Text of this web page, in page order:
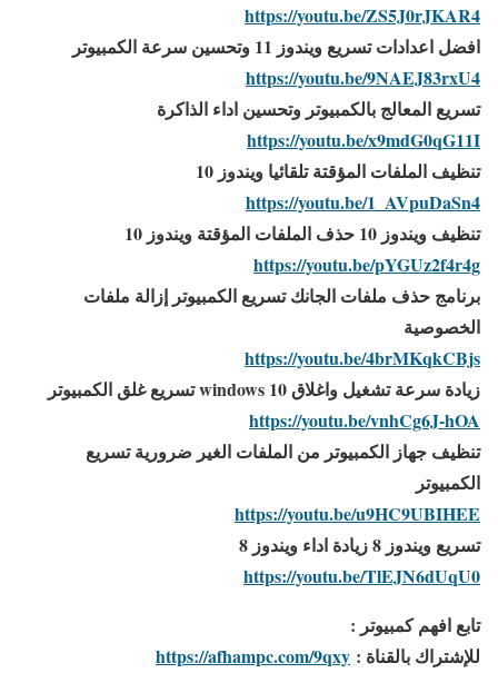
https://youtu.be/ZS5J0rJKAR4
افضل اعدادات تسريع ويندوز 11 وتحسين سرعة الكمبيوتر
https://youtu.be/9NAEJ83rxU4
تسريع المعالج بالكمبيوتر وتحسين اداء الذاكرة
https://youtu.be/x9mdG0qG11I
تنظيف الملفات المؤقتة تلقائيا ويندوز 10
https://youtu.be/1_AVpuDaSn4
تنظيف ويندوز 10 حذف الملفات المؤقتة ويندوز 10
https://youtu.be/pYGUz2f4r4g
برنامج حذف ملفات الجانك تسريع الكمبيوتر إزالة ملفات
الخصوصية
https://youtu.be/4brMKqkCBjs
زيادة سرعة تشغيل واغلاق windows 10 تسريع غلق الكمبيوتر
https://youtu.be/vnhCg6J-hOA
تنظيف جهاز الكمبيوتر من الملفات الغير ضرورية تسريع
الكمبيوتر
https://youtu.be/u9HC9UBIHEE
تسريع ويندوز 8 زيادة اداء ويندوز 8
https://youtu.be/TlEJN6dUqU0
تابع افهم كمبيوتر :
للإشتراك بالقناة : https://afhampc.com/9qxy